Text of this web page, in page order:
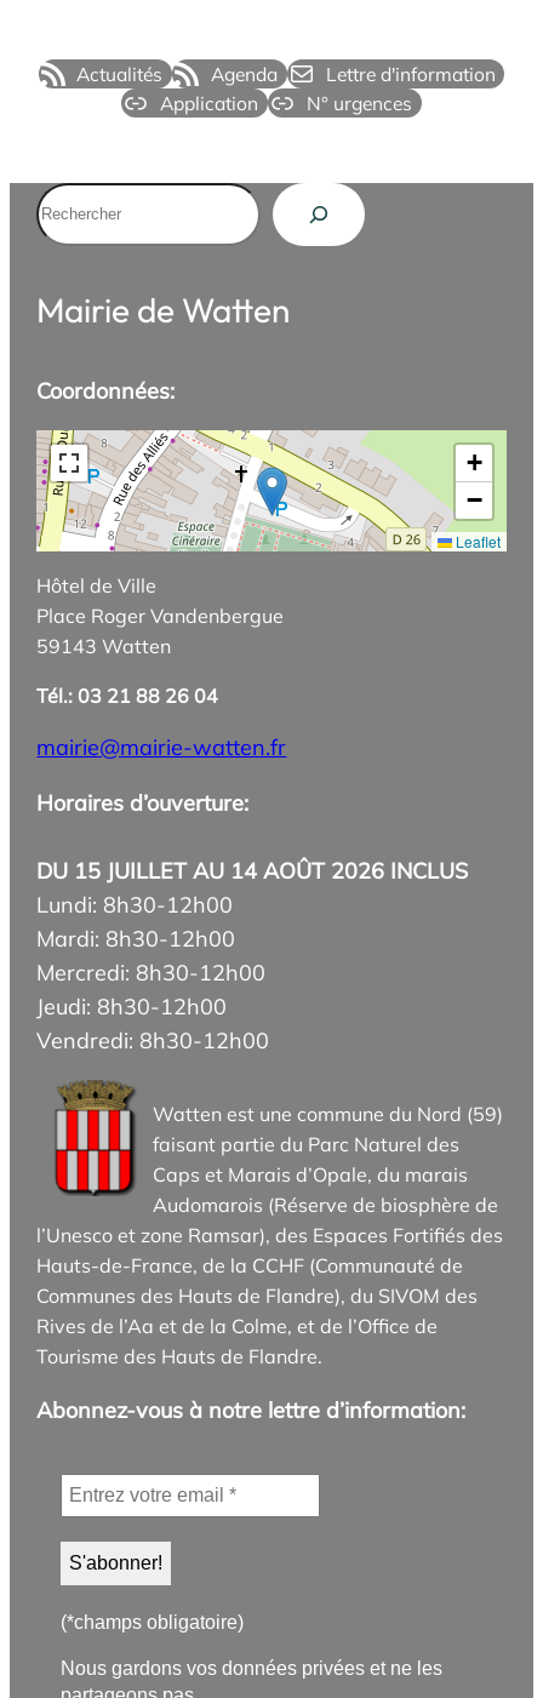
Actualités Agenda
Lettre d'information
Application
N° urgences
Rechercher
Mairie de Watten
Coordonnées:
+
−
Leaflet
Hôtel de Ville
Place Roger Vandenbergue
59143 Watten
Tél.: 03 21 88 26 04
mairie@mairie-watten.fr
Horaires d’ouverture:
DU 15 JUILLET AU 14 AOÛT 2026 INCLUS
Lundi: 8h30-12h00
Mardi: 8h30-12h00
Mercredi: 8h30-12h00
Jeudi: 8h30-12h00
Vendredi: 8h30-12h00
Watten est une commune du Nord (59)
faisant partie du Parc Naturel des
Caps et Marais d’Opale, du marais
Audomarois (Réserve de biosphère de
l’Unesco et zone Ramsar), des Espaces Fortifiés des
Hauts-de-France, de la CCHF (Communauté de
Communes des Hauts de Flandre), du SIVOM des
Rives de l’Aa et de la Colme, et de l’Office de
Tourisme des Hauts de Flandre.
Abonnez-vous à notre lettre d’information:
(*champs obligatoire)
Nous gardons vos données privées et ne les